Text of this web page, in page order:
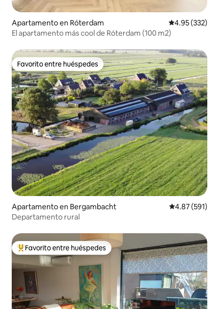
Apartamento en Róterdam Calificación
4.95 (332)
El apartamento más cool de Róterdam (100 m2)
Favorito entre huéspedes
Favorito entre huéspedes
Apartamento en Bergambacht Calificación
4.87 (591)
Departamento rural
Favorito entre huéspedes preferido
Favorito entre huéspedes